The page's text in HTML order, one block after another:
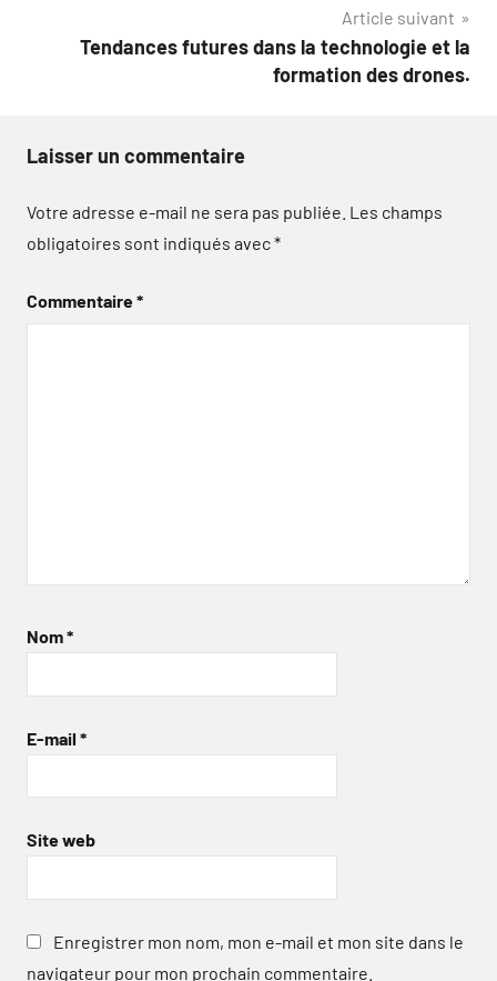
Article suivant
Tendances futures dans la technologie et la
formation des drones.
Laisser un commentaire
Votre adresse e-mail ne sera pas publiée. Les champs
obligatoires sont indiqués avec*
Commentaire*
Nom*
E-mail *
Site web
Enregistrer mon nom, mon e-mail et mon site dans le
navigateur pour mon prochain commentaire.